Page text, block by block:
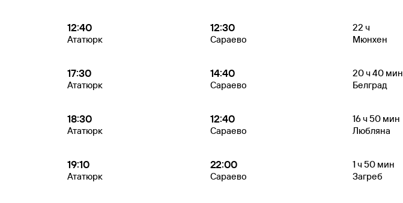
12:40
Ататюрк
12:30
Сараево
22 ч
Мюнхен
17:30
Ататюрк
14:40
Сараево
20ч 40 мин
Белград
18:30
Ататюрк
12:40
Сараево
16ч 50 мин
Любляна
19:10
Ататюрк
22:00
Сараево
1ч 50 мин
Загреб